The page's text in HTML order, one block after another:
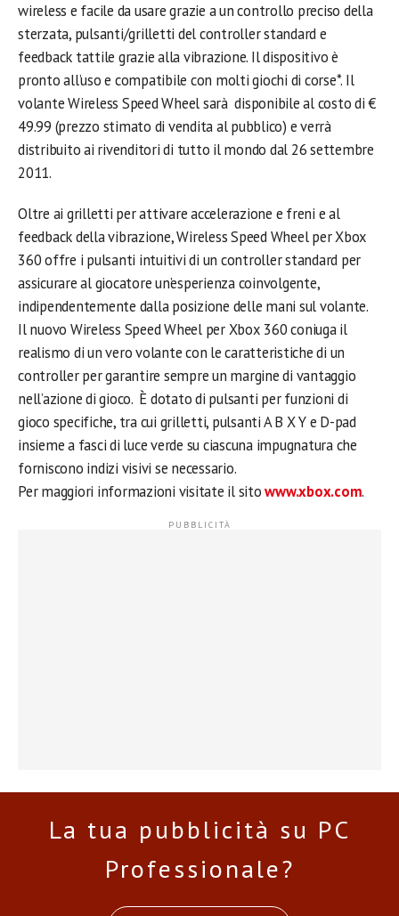
wireless e facile da usare grazie a un controllo preciso della
sterzata, pulsanti/grilletti del controller standard e
feedback tattile grazie alla vibrazione. Il dispositivo è
pronto all’uso e compatibile con molti giochi di corse*. Il
volante Wireless Speed Wheel sarà disponibile al costo di €
49.99 (prezzo stimato di vendita al pubblico) e verrà
distribuito ai rivenditori di tutto il mondo dal 26 settembre
2011.
Oltre ai grilletti per attivare accelerazione e freni e al
feedback della vibrazione, Wireless Speed Wheel per Xbox
360 offre i pulsanti intuitivi di un controller standard per
assicurare al giocatore un’esperienza coinvolgente,
indipendentemente dalla posizione delle mani sul volante.
Il nuovo Wireless Speed Wheel per Xbox 360 coniuga il
realismo di un vero volante con le caratteristiche di un
controller per garantire sempre un margine di vantaggio
nell’azione di gioco. È dotato di pulsanti per funzioni di
gioco specifiche, tra cui grilletti, pulsanti A B X Y e D-pad
insieme a fasci di luce verde su ciascuna impugnatura che
forniscono indizi visivi se necessario.
Per maggiori informazioni visitate il sitowww.xbox.com.
La tua pubblicità su PC
Professionale?